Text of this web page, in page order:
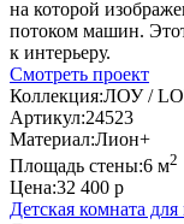
на которой
потоком машин.
к интерьеру.
Смотреть проект
Коллекция:ЛОУ /
Артикул:24523
Материал:Лион+
Площадь стены:6 м2
Цена:32 400 р
Детская комната